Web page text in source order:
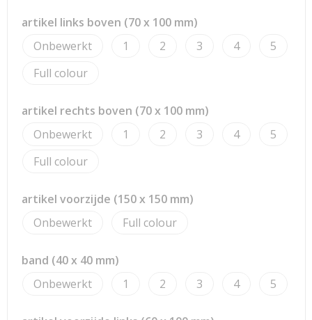
artikel links boven (70 x 100 mm)
Onbewerkt
1 2 3 4
5
Full colour
artikel rechts boven (70 x 100 mm)
Onbewerkt
1 2 3 4
5
Full colour
artikel voorzijde (150 x 150 mm)
Onbewerkt
Full colour
band (40 x 40 mm)
Onbewerkt
1 2 3 4 5